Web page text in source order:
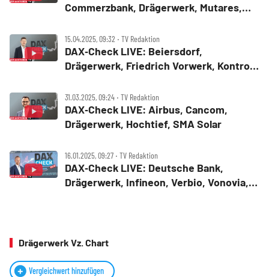
Commerzbank, Drägerwerk, Mutares,
15.04.2025, 09:32 ‧ TV Redaktion
DAX‑Check LIVE: Beiersdorf,
Drägerwerk, Friedrich Vorwerk, Kontron,
Fokus
31.03.2025, 09:24 ‧ TV Redaktion
DAX‑Check LIVE: Airbus, Cancom,
Drägerwerk, Hochtief, SMA Solar
16.01.2025, 09:27 ‧ TV Redaktion
DAX‑Check LIVE: Deutsche Bank,
Drägerwerk, Infineon, Verbio, Vonovia,
Drägerwerk Vz. Chart
Vergleichwert hinzufügen